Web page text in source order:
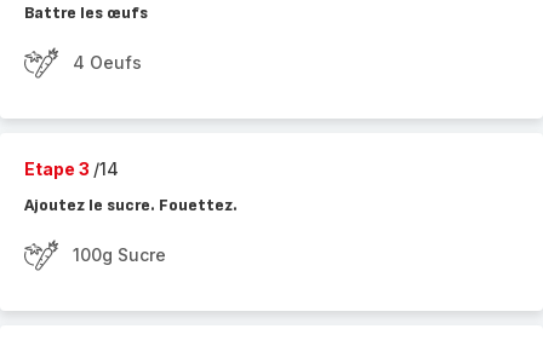
Battre les œufs
4 Oeufs
Etape 3 /14
Ajoutez le sucre. Fouettez.
100g Sucre